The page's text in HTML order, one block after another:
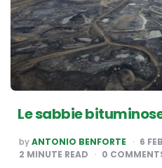
Le sabbie
POSTED
BY
byANTONIO BENFORTE
6
2 MINUTE READ 0